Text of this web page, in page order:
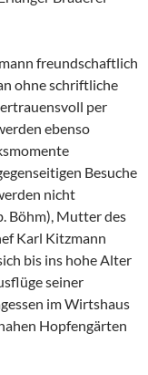
freundschaftlich
ohne schriftliche
per
ebenso
Besuche
nicht
Böhm), Mutter des
Karl Kitzmann
bis ins hohe Alter
seiner
im Wirtshaus
Hopfengärten